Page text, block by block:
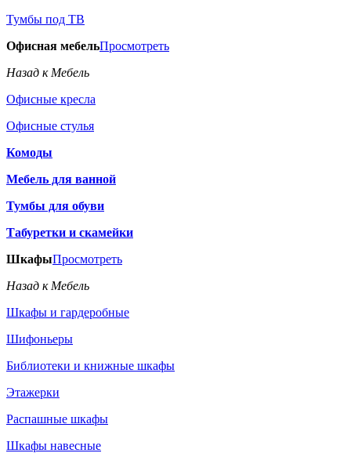
Тумбы под ТВ
Офисная мебельПросмотреть
Назад к Мебель
Офисные кресла
Офисные стулья
Комоды
Мебель для ванной
Тумбы для обуви
Табуретки и скамейки
ШкафыПросмотреть
Назад к Мебель
Шкафы и гардеробные
Шифоньеры
Библиотеки и книжные шкафы
Этажерки
Распашные шкафы
Шкафы навесные